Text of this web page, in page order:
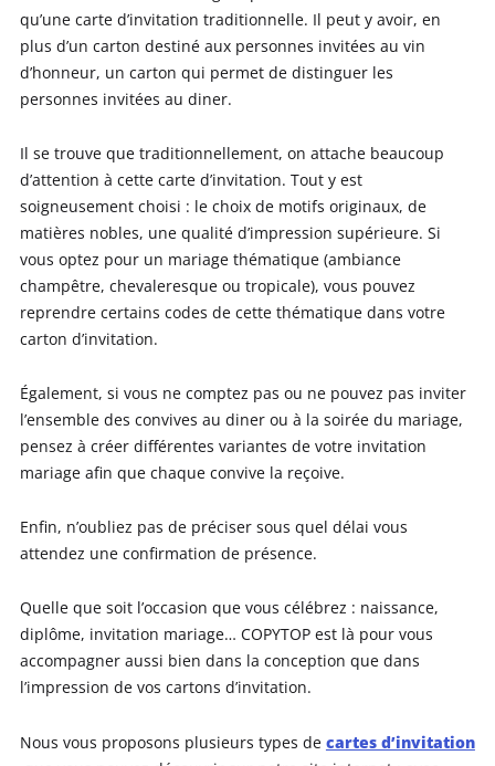
qu’une carte d’invitation traditionnelle. Il peut y avoir, en
plus d’un carton destiné aux personnes invitées au vin
d’honneur, un carton qui permet de distinguer les
personnes invitées au diner.
Il se trouve que traditionnellement, on attache beaucoup
d’attention à cette carte d’invitation. Tout y est
soigneusement choisi : le choix de motifs originaux, de
matières nobles, une qualité d’impression supérieure. Si
vous optez pour un mariage thématique (ambiance
champêtre, chevaleresque ou tropicale), vous pouvez
reprendre certains codes de cette thématique dans votre
carton d’invitation.
Également, si vous ne comptez pas ou ne pouvez pas inviter
l’ensemble des convives au diner ou à la soirée du mariage,
pensez à créer différentes variantes de votre invitation
mariage afin que chaque convive la reçoive.
Enfin, n’oubliez pas de préciser sous quel délai vous
attendez une confirmation de présence.
Quelle que soit l’occasion que vous célébrez : naissance,
diplôme, invitation mariage… COPYTOP est là pour vous
accompagner aussi bien dans la conception que dans
l’impression de vos cartons d’invitation.
Nous vous proposons plusieurs types de cartes d’invitation